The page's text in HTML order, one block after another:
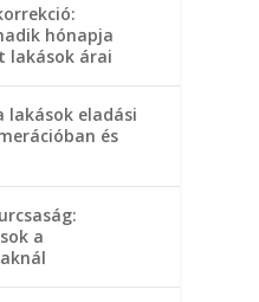
hónapja
lakások árai
lakások eladási
és
a